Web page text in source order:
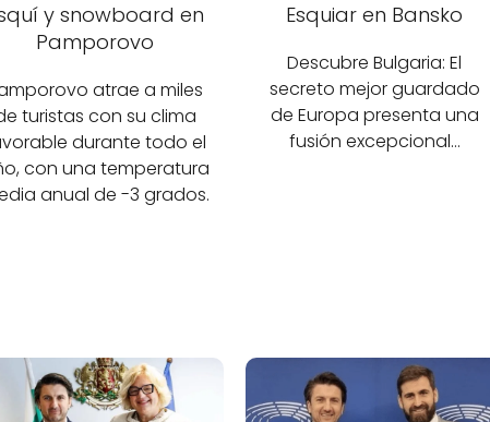
y snowboard en
Pamporovo
atrae a miles
turistas con su clima
durante todo el
con una temperatura
anual de -3 grados.
Esquiar en Bansko
Descubre Bulgaria: El
secreto mejor guardado
de Europa presenta una
fusión excepcional…